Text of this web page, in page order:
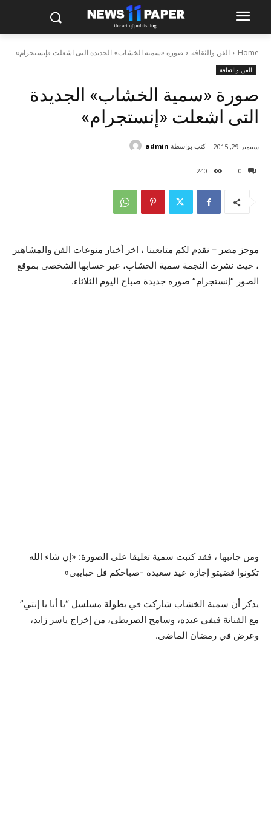
Home الفن والثقافة صورة «سمية الخشاب» الجديدة التى اشعلت «إنستجرام»
الفن والثقافة
صورة «سمية الخشاب» الجديدة
التى اشعلت «إنستجرام»
0
240
سبتمبر 29, 2015 كتب بواسطة admin
موجز مصر – نقدم لكم متابعينا ، اخر أخبار منوعات الفن والمشاهير
، حيث نشرت النجمة سمية الخشاب، عبر حسابها الشخصى بموقع
الصور “إنستجرام” صوره جديدة صباح اليوم الثلاثاء.
ومن جانبها ، فقد كتبت سمية تعليقا على الصورة: «إن شاء الله
تكونوا قضيتو إجازة عيد سعيدة -صباحكم فل حبايبى»
يذكر أن سمية الخشاب شاركت في بطولة مسلسل “يا أنا يا إنتي”
مع الفنانة فيفي عبده، وسامح الصريطى، من إخراج ياسر زايد،
وعرض في رمضان الماضى.